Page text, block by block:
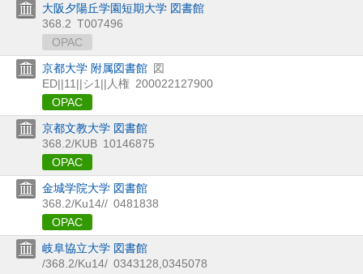
大阪夕陽丘学園短期大学 図書館
368.2 T007496
OPAC
京都大学 附属図書館 図
ED||11||シ1||人権 200022127900
OPAC
京都文教大学 図書館
368.2/KUB 10146875
OPAC
金城学院大学 図書館
368.2/Ku14// 0481838
OPAC
岐阜協立大学 図書館
/368.2/Ku14/ 0343128,0345078